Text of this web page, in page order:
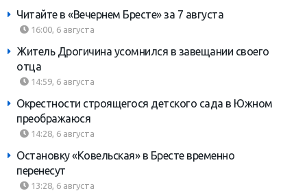
Читайте в «Вечернем Бресте» за 7 августа
16:00, 6 августа
Житель Дрогичина усомнился в завещании своего
отца
14:59, 6 августа
Окрестности строящегося детского сада в Южном
преображаюся
14:28, 6 августа
Остановку «Ковельская» в Бресте временно
перенесут
13:28, 6 августа